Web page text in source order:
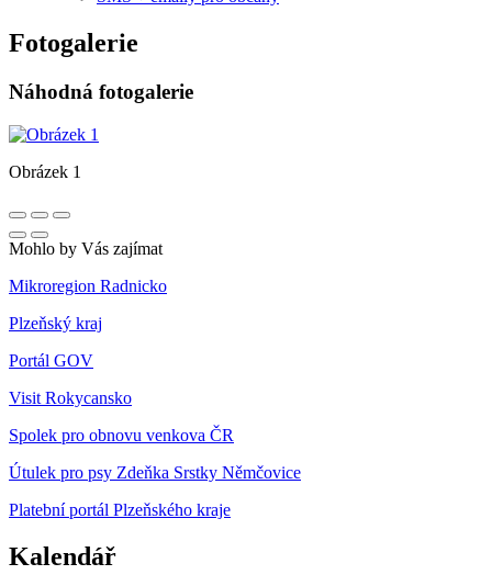
Fotogalerie
Náhodná fotogalerie
Obrázek 1
Mohlo by Vás zajímat
Mikroregion Radnicko
Plzeňský kraj
Portál GOV
Visit Rokycansko
Spolek pro obnovu venkova ČR
Útulek pro psy Zdeňka Srstky Němčovice
Platební portál Plzeňského kraje
Kalendář